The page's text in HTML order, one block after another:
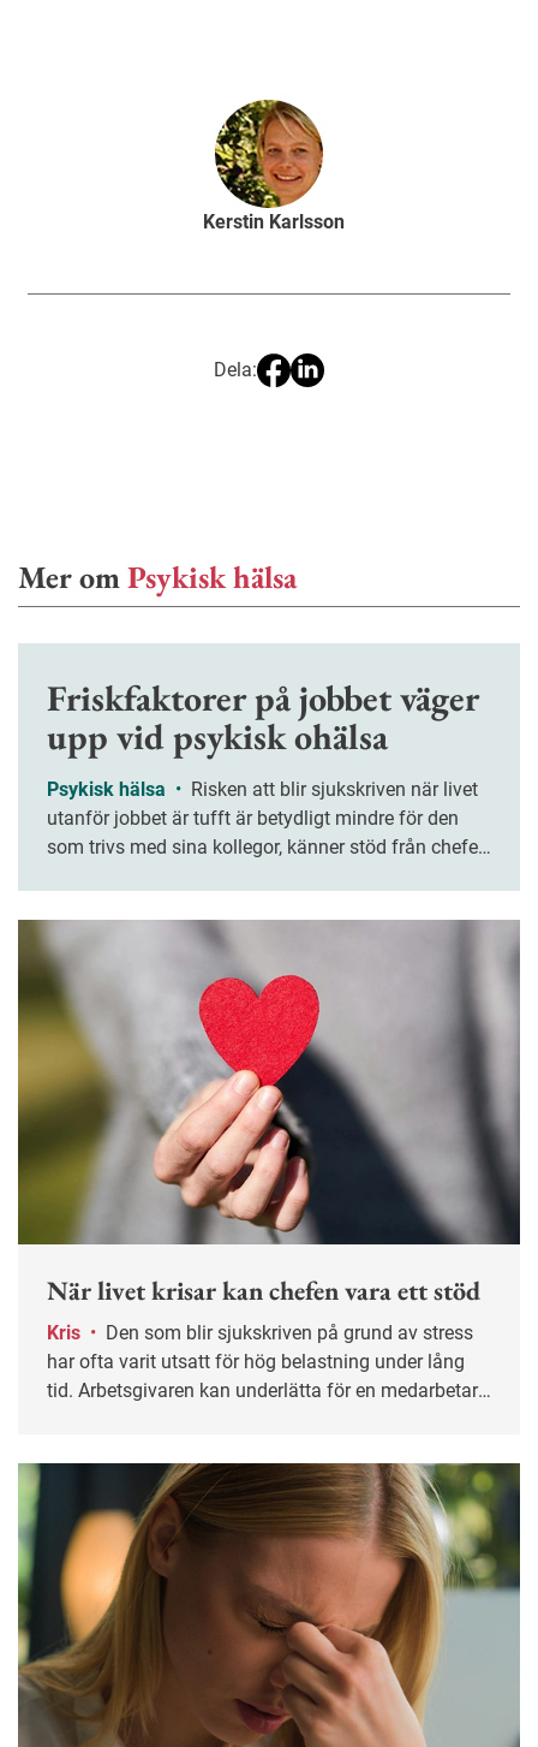
Kerstin Karlsson
Dela:
Mer omPsykisk hälsa
Friskfaktorer på jobbet väger
upp vid psykisk ohälsa
Psykisk hälsa •
utanför jobbet är tufft är betydligt mindre för den
som trivs med sina kollegor, känner stöd från chefen
betydligt mindre risk att bli sjukskriven när livet
utanför jobbet är tufft. Det visar årets upplaga av
Jobbhälsorapporten.
När livet krisar kan chefen vara ett stöd
Kris •
har ofta varit utsatt för hög belastning under lång
tid. Arbetsgivaren kan underlätta för en medarbetare
utanför arbetet.